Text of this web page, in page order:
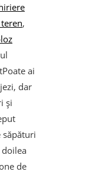
,
ai
dar
și
săpături
de